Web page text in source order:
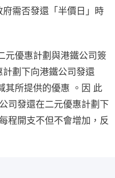
需否發還「半價日」時
元優惠計劃與港鐵公司簽
劃下向港鐵公司發還
其所提供的優惠 。因 此
司發還在二元優惠計劃下
程開支不但不會增加，反